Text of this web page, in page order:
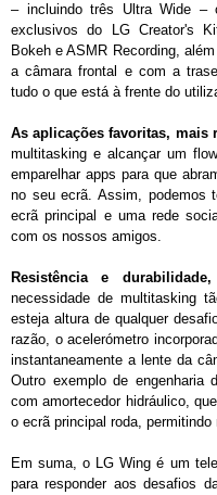
– incluindo três Ultra Wide –
exclusivos do LG Creator's
Bokeh e ASMR Recording,
a câmara frontal e com a
tudo o que está à frente do
As aplicações favoritas, mais
multitasking e alcançar um
emparelhar apps para que
no seu ecrã. Assim, podemos
ecrã principal e uma rede
com os nossos amigos.
Resistência e
necessidade de multitasking
esteja altura de qualquer
razão, o acelerómetro
instantaneamente a lente da
Outro exemplo de engenharia
com amortecedor hidráulico,
o ecrã principal roda,
Em suma, o LG Wing é um
para responder aos desafios